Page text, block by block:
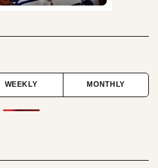
WEEKLY MONTHLY